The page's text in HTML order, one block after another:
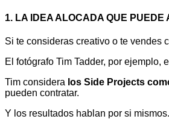
1. LA IDEA ALOCADA QUE
Si te consideras creativo o te vendes
El fotógrafo Tim Tadder, por
Tim considera los Side Projects
pueden contratar.
Y los resultados hablan por si